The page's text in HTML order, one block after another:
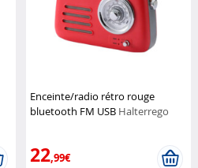
Enceinte/radio rétro rouge
bluetooth FM USB Halterrego
22,99€